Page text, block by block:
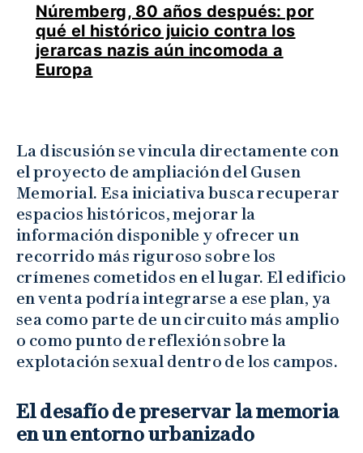
Núremberg, 80 años después: por
qué el histórico juicio contra los
jerarcas nazis aún incomoda a
Europa
La discusión se vincula directamente con
el proyecto de ampliación del Gusen
Memorial. Esa iniciativa busca recuperar
espacios históricos, mejorar la
información disponible y ofrecer un
recorrido más riguroso sobre los
crímenes cometidos en el lugar. El edificio
en venta podría integrarse a ese plan, ya
sea como parte de un circuito más amplio
o como punto de reflexión sobre la
explotación sexual dentro de los campos.
El desafío de preservar la memoria
en un entorno urbanizado